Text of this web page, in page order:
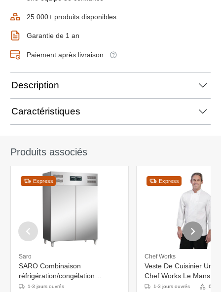
25 000+ produits disponibles
Garantie de 1 an
Paiement après livraison
Description
Caractéristiques
Produits associés
Express
Saro
SARO Combinaison
réfrigération/congélation
professionnelle modèle GN 120
1-3 jours ouvrés
Express
Chef Works
Veste De Cuisinier
Chef Works Le Mans -
Longues - Blanche -
1-3 jours ouvrés 6